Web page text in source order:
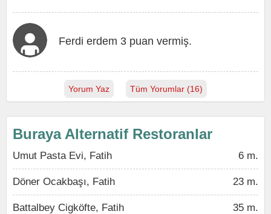
Ferdi erdem 3 puan vermiş.
Yorum Yaz Tüm Yorumlar (16)
Buraya Alternatif Restoranlar
Umut Pasta Evi, Fatih 6 m.
Döner Ocakbaşı, Fatih 23 m.
Battalbey Cigköfte, Fatih 35 m.